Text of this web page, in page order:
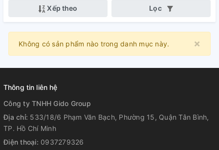
Xếp theo Lọc
×
Không có sản phẩm nào trong danh mục này.
Thông tin liên hệ
Công ty TNHH Gido Group
Địa chỉ: 533/18/6 Phạm Văn Bạch, Phường 15, Quận Tân Bình,
TP. Hồ Chí Minh
Điện thoại: 0937279326